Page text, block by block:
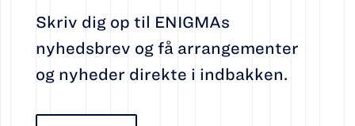
Skriv dig op til ENIGMAs
nyhedsbrev og få arrangementer
og nyheder direkte i indbakken.